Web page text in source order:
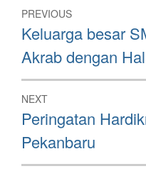
Post
navigation
PREVIOUS
Previous
post:
Keluarga besar
Akrab dengan
NEXT
Next
post:
Peringatan
Pekanbaru